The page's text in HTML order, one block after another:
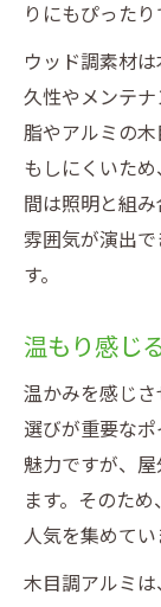
選択
温か
家族
ア
温か
エク
ウッ
する
りにもぴったり
ウッド調素材
久性やメンテ
脂やアルミの
もしにくいた
間は照明と組
雰囲気が演出
す。
温もり感じ
温かみを感じ
選びが重要な
魅力ですが、
ます。そのた
人気を集めてい
木目調アルミ